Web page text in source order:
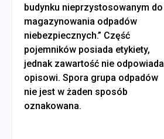
budynku nieprzystosowanym do
magazynowania odpadów
niebezpiecznych.” Część
pojemników posiada etykiety,
jednak zawartość nie odpowiada
opisowi. Spora grupa odpadów
nie jest w żaden sposób
oznakowana.